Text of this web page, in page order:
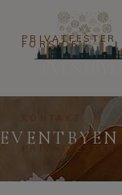
FORSIDE
PRIVATFESTER
PRIVATFESTER
KONTAKT
EVENTBYEN